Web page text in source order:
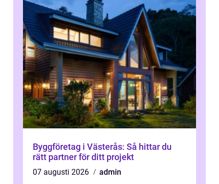
Byggföretag i Västerås: Så hittar du
rätt partner för ditt projekt
07 augusti 2026
admin